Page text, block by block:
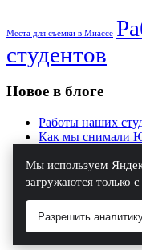
Места для съемки в Миассе
студентов
Новое в блоге
Работы наших
Как мы снимали
Работы наших
Работы наших
Репортаж с
Мы используем
загружаются только
Разрешить